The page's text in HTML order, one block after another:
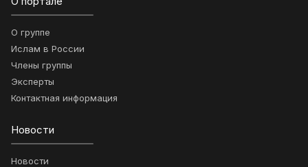
О группе
Ислам в России
Члены группы
Эксперты
Контактная информация
Новости
Новости